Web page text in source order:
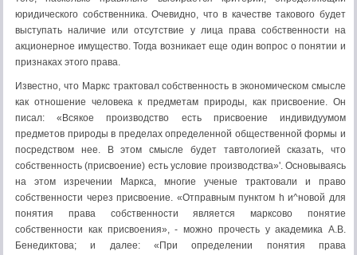
юридического собствен­ника. Очевидно, что в качестве такового будет
выступать наличие или отсут­ствие у лица права собственности на
акционерное имущество. Тогда возника­ет еще один вопрос о понятии и
признаках этого права.
Известно, что Маркс трактовал собственность в экономическом смысле
как отношение человека к предметам природы, как присвоение. Он
писал: «Всякое производство есть присвоение индивидуумом
предметов природы в пределах определенной общественной формы и
посредством нее. В этом смысле будет тавтологией сказать, что
собственность (присвоение) есть ус­ловие производства»'. Основываясь
на этом изречении Маркса, многие уче­ные трактовали и право
собственности через присвоение. «Отправным пунк­том h и^новой для
понятия права собственности является марксово понятие
собственности как присвоения», - можно прочесть у академика А.В.
Бене­диктова; и далее: «При определении понятия права